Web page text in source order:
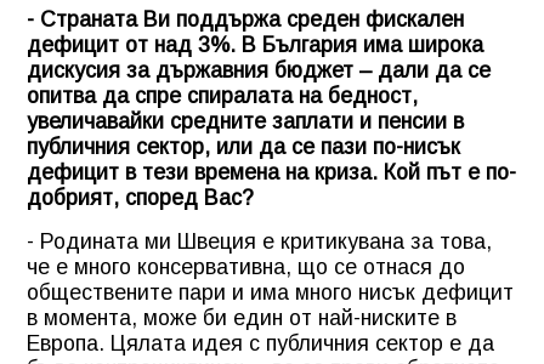
- Страната Ви поддържа среден фискален
дефицит от над 3%. В България има широка
дискусия за държавния бюджет – дали да се
опитва да спре спиралата на бедност,
увеличавайки средните заплати и пенсии в
публичния сектор, или да се пази по-нисък
дефицит в тези времена на криза. Кой път е по-
добрият, според Вас?
- Родината ми Швеция е критикувана за това,
че е много консервативна, що се отнася до
обществените пари и има много нисък дефицит
в момента, може би един от най-ниските в
Европа. Цялата идея с публичния сектор е да